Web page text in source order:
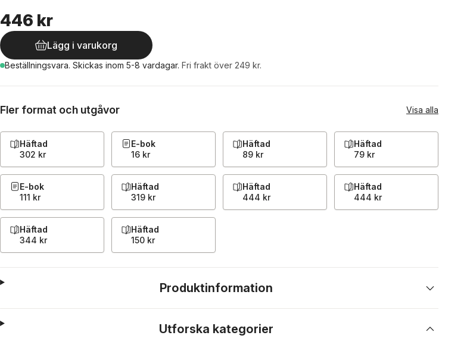
446 kr
Lägg i varukorg
Beställningsvara. Skickas inom 5-8 vardagar. Fri frakt över 249 kr.
Fler format och utgåvor Visa alla
Häftad
302 kr
E-bok
16 kr
Häftad
89 kr
Häftad
79 kr
E-bok
111 kr
Häftad
319 kr
Häftad
444 kr
Häftad
444 kr
Häftad
344 kr
Häftad
150 kr
Produktinformation
Utforska kategorier